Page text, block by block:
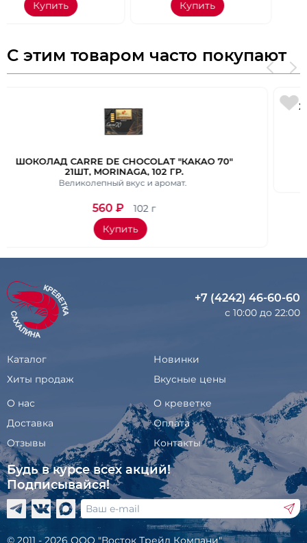
С этим товаром часто покупают
70"
ЖЕЛЕ “YUKIGUNI AGURI” СО ВКУСОМ
ШТ, ВЕС 108 ГР.
Вкусный и низкокалорийный.
+7 (4242) 46-60-60
с 10:00 до 22:00
Каталог
Новинки
Хиты продаж
Вкусные цены
О нас
О креветке
Доставка
Оплата
Отзывы
Контакты
Будь в курсе всех акций!
Подписывайся!